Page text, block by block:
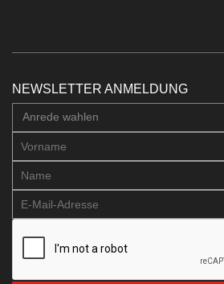
NEWSLETTER ANMELDUNG
Anrede wahlen